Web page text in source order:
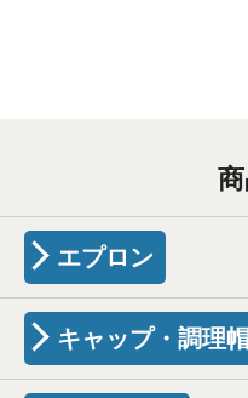
エプロン
キャップ・調理